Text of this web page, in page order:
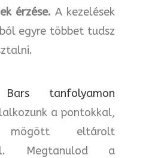
érzése. A kezelések
egyre többet tudsz
Bars tanfolyamon
a pontokkal,
eltárolt
Megtanulod a